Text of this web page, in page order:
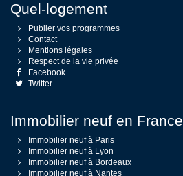
Quel-logement
Publier vos programmes
Contact
Mentions légales
Respect de la vie privée
Facebook
Twitter
Immobilier neuf en France
Immobilier neuf à Paris
Immobilier neuf à Lyon
Immobilier neuf à Bordeaux
Immobilier neuf à Nantes